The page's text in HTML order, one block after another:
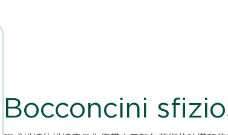
Bocconcini